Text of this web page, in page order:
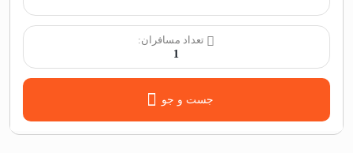
تعداد مسافران:
1
جست و جو